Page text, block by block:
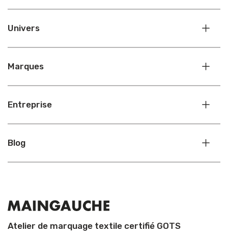
Univers
Marques
Entreprise
Blog
Atelier de marquage textile certifié GOTS